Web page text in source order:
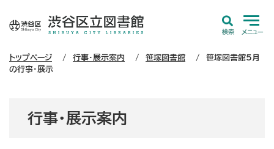
検索 メニュー
トップページ 行事・展示案内 笹塚図書館
笹塚図書館5月
の行事・展示
行事・展示案内